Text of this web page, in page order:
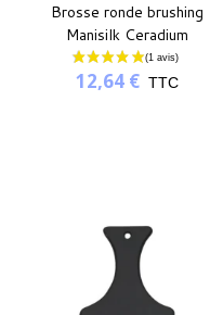
Brosse ronde brushing
Manisilk Ceradium
12,64 € TTC